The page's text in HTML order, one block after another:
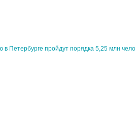
в Петербурге пройдут порядка 5,25 млн